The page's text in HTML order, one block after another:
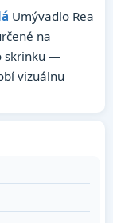
Umývadlo Rea
na
skrinku —
vizuálnu